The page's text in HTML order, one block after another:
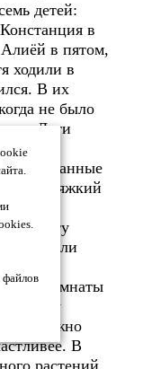
детей:
в
в пятом,
ходили в
В их
не было
Дети
висел тяжкий
эту
или
комнаты
и тому
что можно
В
растений,